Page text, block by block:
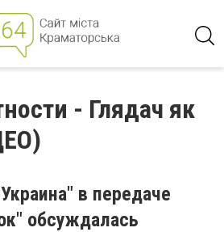
- Глядач як
в передаче
обсуждалась